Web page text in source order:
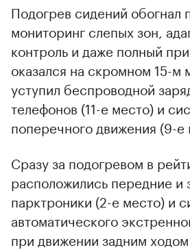
Подогрев сидений обогнал
мониторинг слепых зон,
контроль и даже полный
оказался на скромном 15-м
уступил беспроводной
телефонов (11-е место) и
поперечного движения (9-е
Сразу за подогревом в
расположились передние и
парктроники (2-е место) и
автоматического
при движении задним